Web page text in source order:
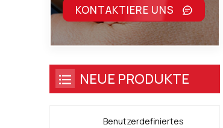
KONTAKTIERE UNS
NEUE PRODUKTE
Benutzerdefiniertes